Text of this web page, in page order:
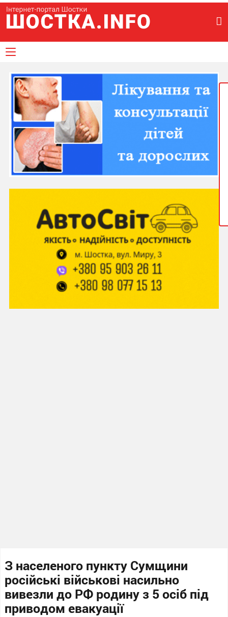
З населеного пункту Сумщини
російські військові насильно
вивезли до РФ родину з 5 осіб під
приводом евакуації